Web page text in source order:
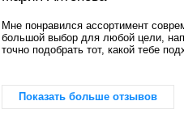
Мне понравился ассортимент
большой выбор для любой цели,
точно подобрать тот, какой тебе
Показать больше отзывов